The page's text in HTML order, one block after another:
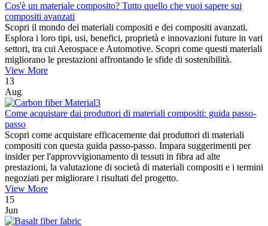
Cos'è un materiale composito? Tutto quello che vuoi sapere sui
compositi avanzati
Scopri il mondo dei materiali compositi e dei compositi avanzati.
Esplora i loro tipi, usi, benefici, proprietà e innovazioni future in vari
settori, tra cui Aerospace e Automotive. Scopri come questi materiali
migliorano le prestazioni affrontando le sfide di sostenibilità.
View More
13
Aug
Come acquistare dai produttori di materiali compositi: guida passo-
passo
Scopri come acquistare efficacemente dai produttori di materiali
compositi con questa guida passo-passo. Impara suggerimenti per
insider per l'approvvigionamento di tessuti in fibra ad alte
prestazioni, la valutazione di società di materiali compositi e i termini
negoziati per migliorare i risultati del progetto.
View More
15
Jun